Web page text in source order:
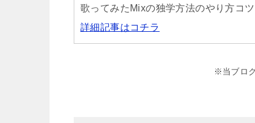
歌ってみたMixの独学方法のやり方コ
詳細記事はコチラ
※当ブロ